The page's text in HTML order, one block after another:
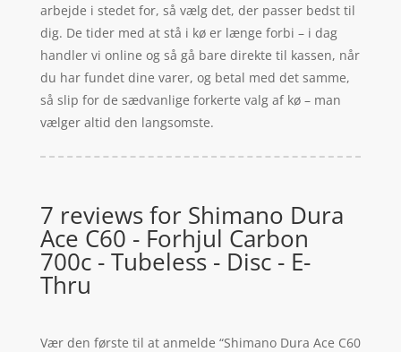
arbejde i stedet for, så vælg det, der passer bedst til
dig. De tider med at stå i kø er længe forbi – i dag
handler vi online og så gå bare direkte til kassen, når
du har fundet dine varer, og betal med det samme,
så slip for de sædvanlige forkerte valg af kø – man
vælger altid den langsomste.
7 reviews for Shimano Dura
Ace C60 - Forhjul Carbon
700c - Tubeless - Disc - E-
Thru
Vær den første til at anmelde “Shimano Dura Ace C60